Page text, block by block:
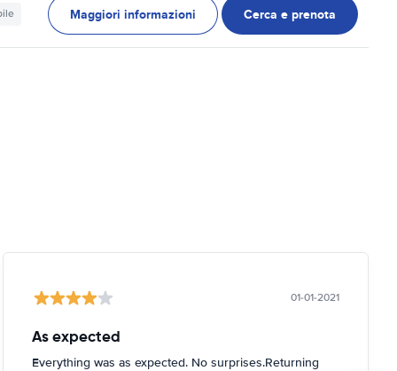
Maggiori informazioni Cerca e prenota
01-01-2021
As expected
Everything was as expected. No surprises.Returning